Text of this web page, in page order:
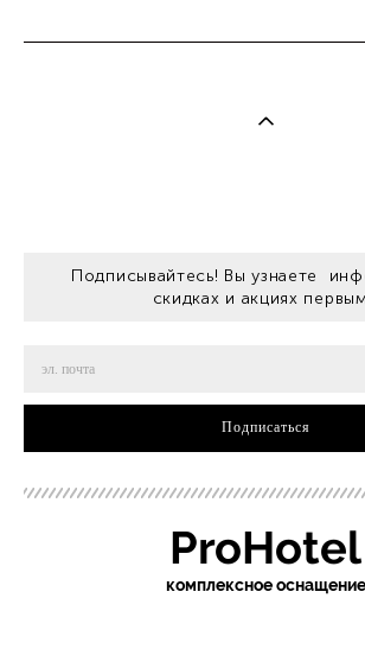
Подписывайтесь! Вы узнаете
скидках и акциях
Подписаться
ProHotel
комплексное оснащение